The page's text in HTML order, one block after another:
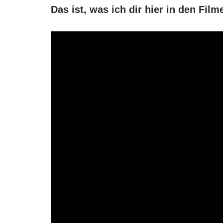
Das ist, was ich dir hier in den